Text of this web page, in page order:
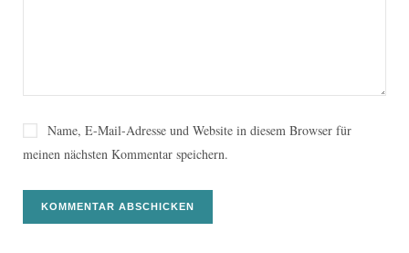
Name, E-Mail-Adresse und Website in diesem Browser für
meinen nächsten Kommentar speichern.